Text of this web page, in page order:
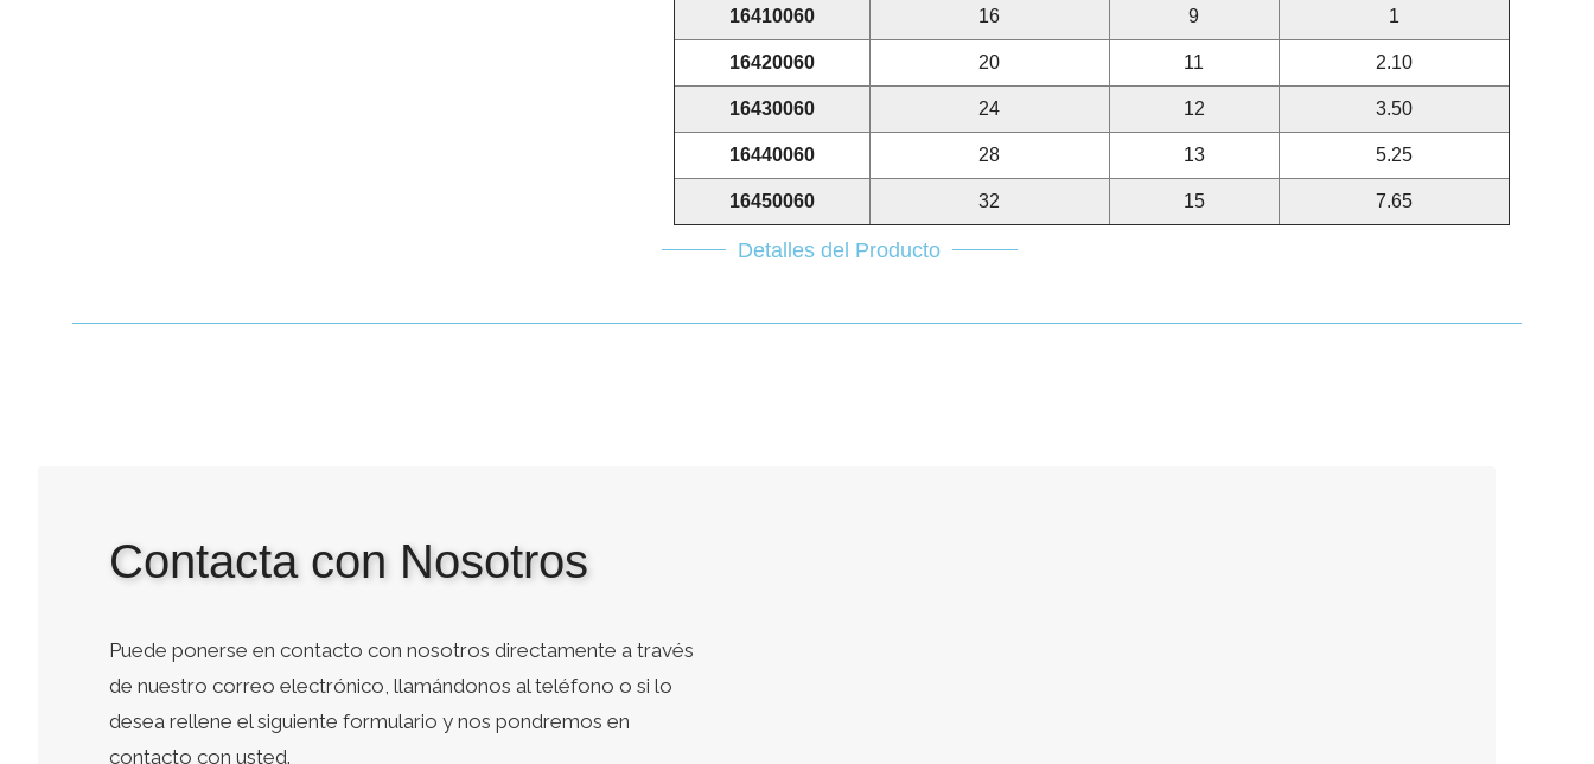
16410060 16 9 1
16420060 20 11 2.10
16430060 24 12 3.50
16440060 28 13 5.25
16450060 32 15 7.65
Detalles del Producto
Contacta con Nosotros
Puede ponerse en contacto con nosotros directamente a través
de nuestro correo electrónico, llamándonos al teléfono o si lo
desea rellene el siguiente formulario y nos pondremos en
contacto con usted.